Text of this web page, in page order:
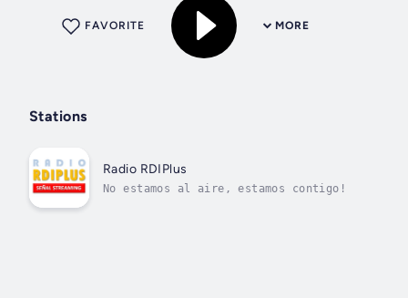
MORE
FAVORITE
Stations
Radio RDIPlus
No estamos al aire, estamos contigo!